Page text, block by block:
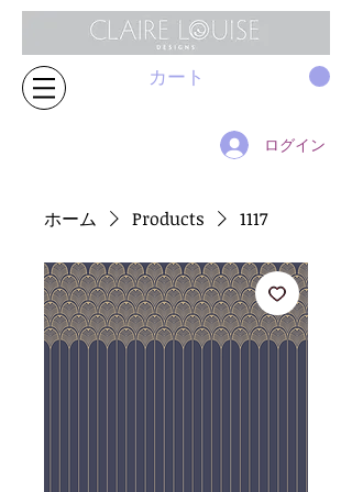
カート
ログイン
ホーム Products 1117